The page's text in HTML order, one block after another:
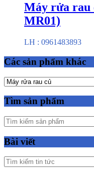
Máy rửa rau
MR01)
LH : 0961483893
Các sản phẩm khác
Tìm sản phẩm
Bài viết